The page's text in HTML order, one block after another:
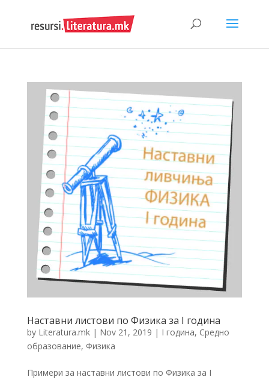
Наставни листови по Физика за I година
by Literatura.mk| Nov 21, 2019 | I година, Средно
образование, Физика
Примери за наставни листови по Физика за I